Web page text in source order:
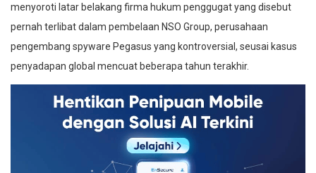
menyoroti latar belakang firma hukum penggugat yang disebut
pernah terlibat dalam pembelaan NSO Group, perusahaan
pengembang spyware Pegasus yang kontroversial, seusai kasus
penyadapan global mencuat beberapa tahun terakhir.